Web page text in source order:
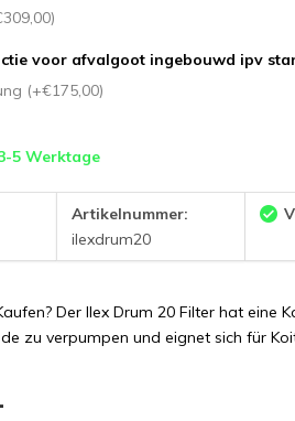
voor afvalgoot ingebouwd ipv
(+€175,00)
5 Werktage
Artikelnummer:
ilexdrum20
Der Ilex Drum 20 Filter hat eine
zu verpumpen und eignet sich für